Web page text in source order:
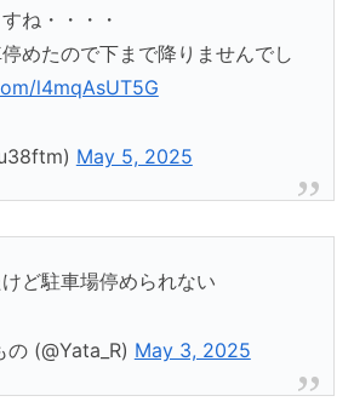
ね・・・・
めたので下まで降りませんでし
l4mqAsUT5G
May 5, 2025
ど駐車場停められない
(@Yata_R) May 3, 2025